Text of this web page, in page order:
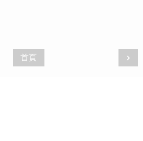
›
首頁